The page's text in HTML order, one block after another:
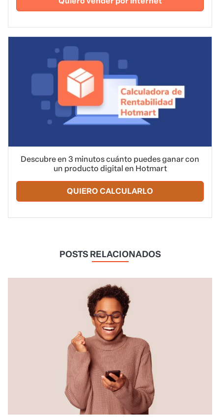
Descubre en 3 minutos cuánto puedes ganar con
un producto digital en Hotmart
QUIERO CALCULARLO
POSTS RELACIONADOS